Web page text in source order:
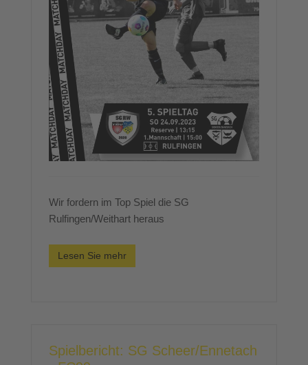
Wir fordern im Top Spiel die SG
Rulfingen/Weithart heraus
Lesen Sie mehr
Spielbericht: SG Scheer/Ennetach